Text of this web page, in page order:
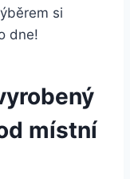
si
dne!
místní